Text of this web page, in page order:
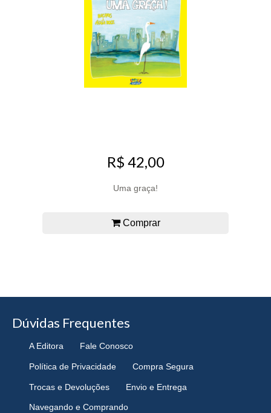
R$ 42,00
Uma graça!
Comprar
Dúvidas Frequentes
A Editora Fale Conosco
Política de Privacidade Compra Segura
Trocas e Devoluções Envio e Entrega
Navegando e Comprando